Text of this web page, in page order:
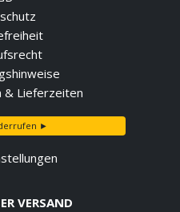
& Lieferzeiten
►
VERSAND